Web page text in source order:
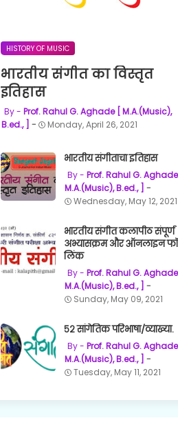
HISTORY OF MUSIC
भारतीय संगीत का विस्तृत
इतिहास
Prof. Rahul G. Aghade [ M.A.(Music),
B.ed., ]
Monday, April 26, 2021
भारतीय संगीताचा इतिहास
Prof. Rahul G. Aghade [
M.A.(Music), B.ed., ]
Wednesday, May 12, 2021
भारतीय संगीत कलापीठ संपूर्ण
अभ्यासक्रम और ऑनलाइन
लिंक
Prof. Rahul G. Aghade [
M.A.(Music), B.ed., ]
Sunday, May 09, 2021
५२ सांगेतिक परिभाषा/व्याख्या.
Prof. Rahul G. Aghade [
M.A.(Music), B.ed., ]
Tuesday, May 11, 2021